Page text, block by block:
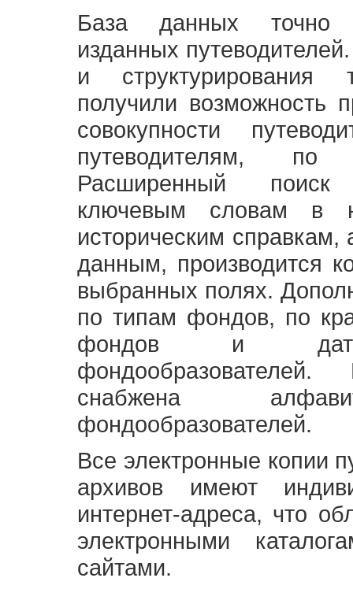
База данных точно
изданных
и структурирования
получили возможность
совокупности
путеводителям,
Расширенный
ключевым словам в
историческим
данным, производится
выбранных полях.
по типам фондов, по
фондов и
снабжена
фондообразователей.
Все электронные копии
архивов имеют
интернет-адреса, что
электронными
сайтами.